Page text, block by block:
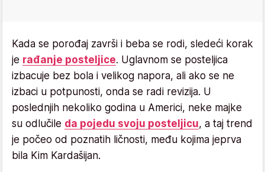
Kada se porođaj završi i beba se rodi, sledeći korak
je rađanje posteljice. Uglavnom se posteljica
izbacuje bez bola i velikog napora, ali ako se ne
izbaci u potpunosti, onda se radi revizija. U
poslednjih nekoliko godina u Americi, neke majke
su odlučile da pojedu svoju posteljicu, a taj trend
je počeo od poznatih ličnosti, među kojima jeprva
bila Kim Kardašijan.